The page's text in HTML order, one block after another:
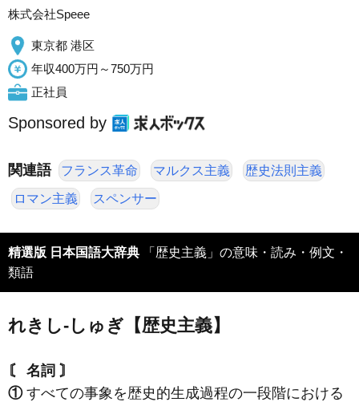
株式会社Speee
東京都 港区
年収400万円～750万円
正社員
Sponsored by
関連語 フランス革命 マルクス主義 歴史法則主義
ロマン主義 スペンサー
精選版 日本国語大辞典 「歴史主義」の意味・読み・例文・
類語
れきし‐しゅぎ【歴史主義】
〘 名詞 〙
①すべての事象を歴史的生成過程の一段階における